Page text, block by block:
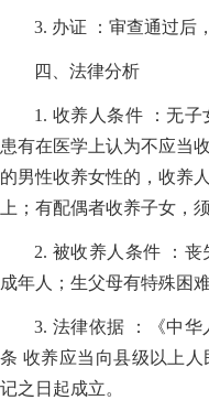
3. 办证 ：审查通过后
四、法律分析
1. 收养人条件 ：无
患有在医学上认为不应当
的男性收养女性的，收养
上；有配偶者收养子女，
2. 被收养人条件 ：
成年人；生父母有特殊困
3. 法律依据 ：《中
条 收养应当向县级以上
记之日起成立。